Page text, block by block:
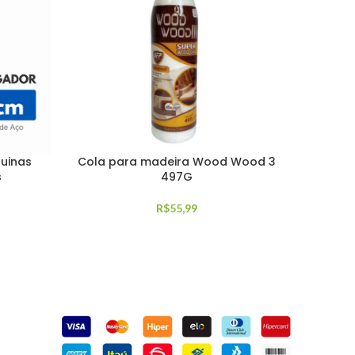
Cola para madeira Wood Wood 3
497G
R$55,99